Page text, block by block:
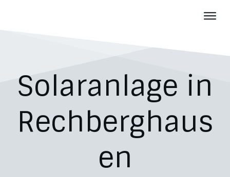
Kontakt
Solaranlage in
Rechberghaus
en